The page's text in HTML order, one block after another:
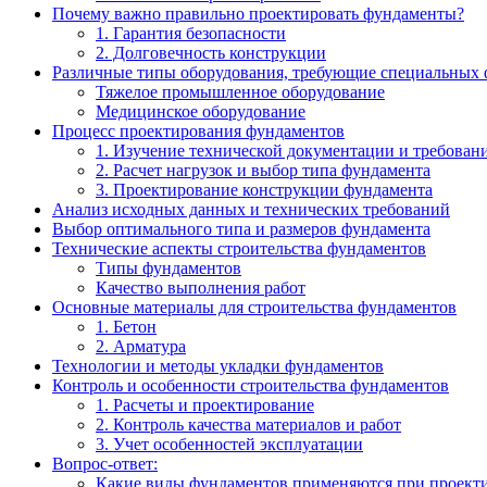
Почему важно правильно проектировать фундаменты?
1. Гарантия безопасности
2. Долговечность конструкции
Различные типы оборудования, требующие специальных
Тяжелое промышленное оборудование
Медицинское оборудование
Процесс проектирования фундаментов
1. Изучение технической документации и
2. Расчет нагрузок и выбор типа фундамента
3. Проектирование конструкции фундамента
Анализ исходных данных и технических требований
Выбор оптимального типа и размеров фундамента
Технические аспекты строительства фундаментов
Типы фундаментов
Качество выполнения работ
Основные материалы для строительства фундаментов
1. Бетон
2. Арматура
Технологии и методы укладки фундаментов
Контроль и особенности строительства фундаментов
1. Расчеты и проектирование
2. Контроль качества материалов и работ
3. Учет особенностей эксплуатации
Вопрос-ответ:
Какие виды фундаментов применяются при